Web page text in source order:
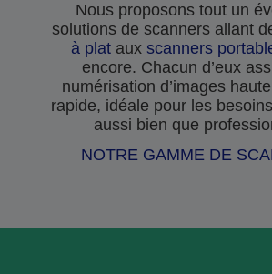
Nous proposons tout un
solutions de scanners allant
à plataux scanners
encore. Chacun d’eux
numérisation d’images
rapide, idéale pour les
aussi bien que
NOTRE GAMME DE